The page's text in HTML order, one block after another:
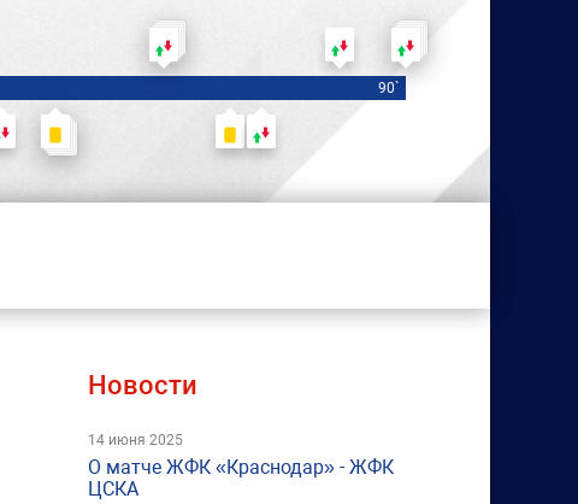
Кишмахова
Самойленко — Воротынцева
90`
Новости
14 июня 2025
О матче ЖФК «Краснодар» - ЖФК
ЦСКА